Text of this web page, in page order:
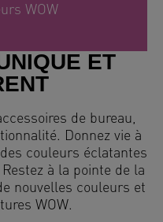
WOW
ET
de bureau,
Donnez vie à
couleurs éclatantes
à la pointe de la
nouvelles couleurs et
WOW.